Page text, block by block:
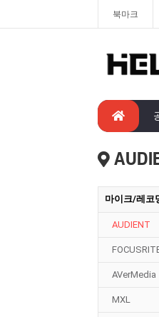
북마크
마이크/레코
AUDIENT
AVerMedia
MXL